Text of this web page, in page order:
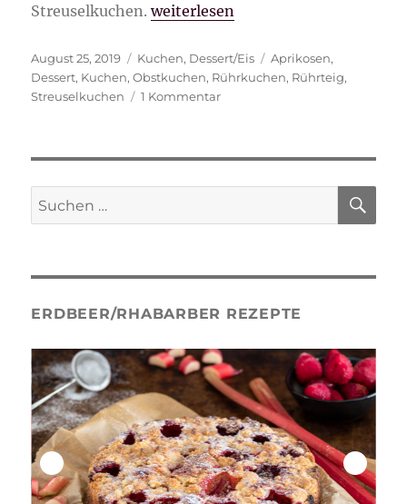
Streuselkuchen.„Aprikosen-Streuselkuchen“
weiterlesen
Veröffentlicht
am
August 25, 2019 Kategorien
Kuchen, Dessert/Eis Schlagwörter
Aprikosen,
Dessert, Kuchen,Obstkuchen, Rührkuchen, Rührteig,
Streuselkuchen
1 Kommentarzu
Suche
nach:
ERDBEER/RHABARBER REZEPTE